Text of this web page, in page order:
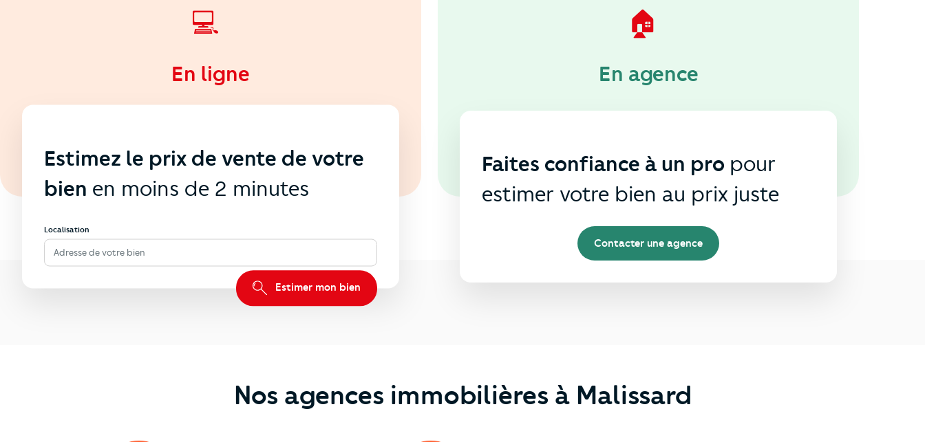
💻
En ligne
Estimez le prix de vente de votre
bien en moins de 2 minutes
Localisation
Adresse de votre bien
Estimer mon bien
🏠
En agence
Faites confiance à un pro pour
estimer votre bien au prix juste
Contacter une agence
Nos agences immobilières à Malissard